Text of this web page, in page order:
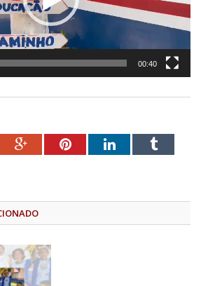
00:40
Google+PinterestLinkedInTumblr